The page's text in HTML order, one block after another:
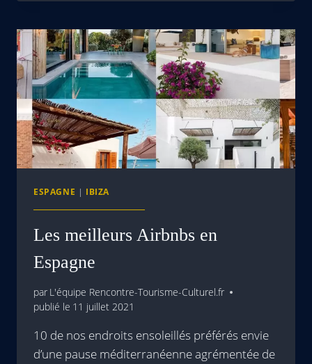
ESPAGNE | IBIZA
Les meilleurs Airbnbs en
Espagne
par L'équipe Rencontre-Tourisme-Culturel.fr
publié le 11 juillet 2021
10 de nos endroits ensoleillés préférés envie
d’une pause méditerranéenne agrémentée de